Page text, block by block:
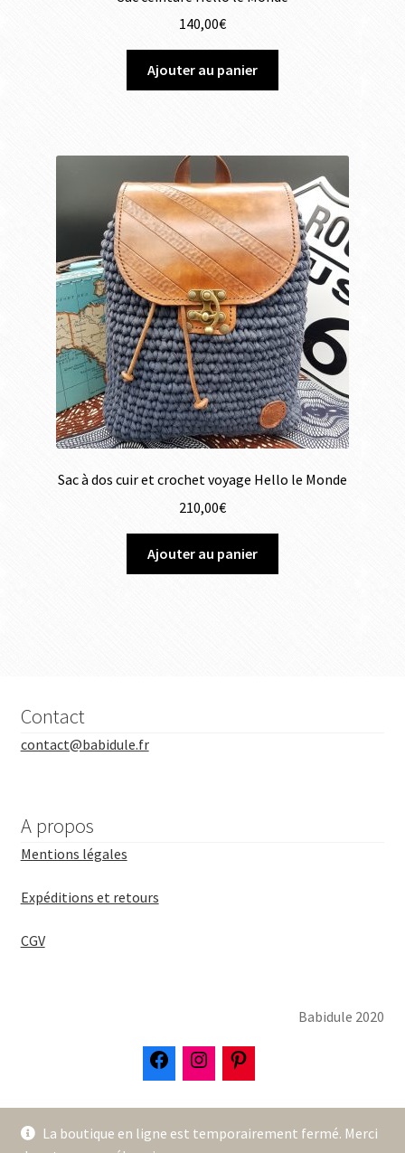
140,00€
Ajouter au panier
Sac à dos cuir et crochet voyage Hello le Monde
210,00€
Ajouter au panier
Contact
contact@babidule.fr
A propos
Mentions légales
Expéditions et retours
CGV
Babidule 2020
La boutique en ligne est temporairement fermé. Merci